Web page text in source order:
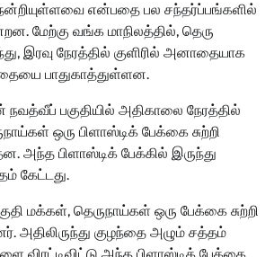
என்பதை பல சந்தர்ப்பங்களில்
மேற்கு வங்க மாநிலத்தில், தெரு
இரவு நேரத்தில் குளிரில் அனாதையாக
பாதுகாத்துள்ளன.
நவத்வீப் பகுதியில் அதிகாலை நேரத்தில்
ஒரு பிளாஸ்டிக் பேக்கை சுற்றி
அந்த பிளாஸ்டிக் பேக்கில் இருந்து
கேட்டது.
மக்கள், தெருநாய்கள் ஒரு பேக்கை சுற்றி
அதிலிருந்து குழந்தை அழும் சத்தம்